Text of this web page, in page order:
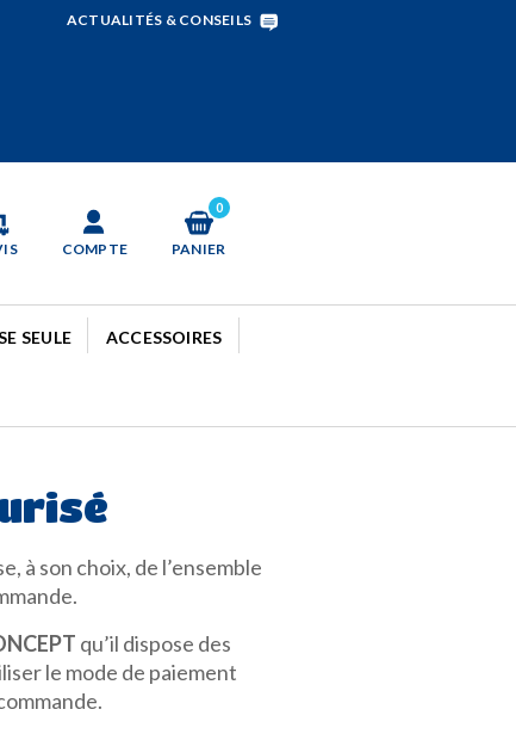
ACTUALITÉS & CONSEILS
COMPTE PANIER
0
SEULE ACCESSOIRES
à son choix, de l’ensemble
qu’il dispose des
le mode de paiement